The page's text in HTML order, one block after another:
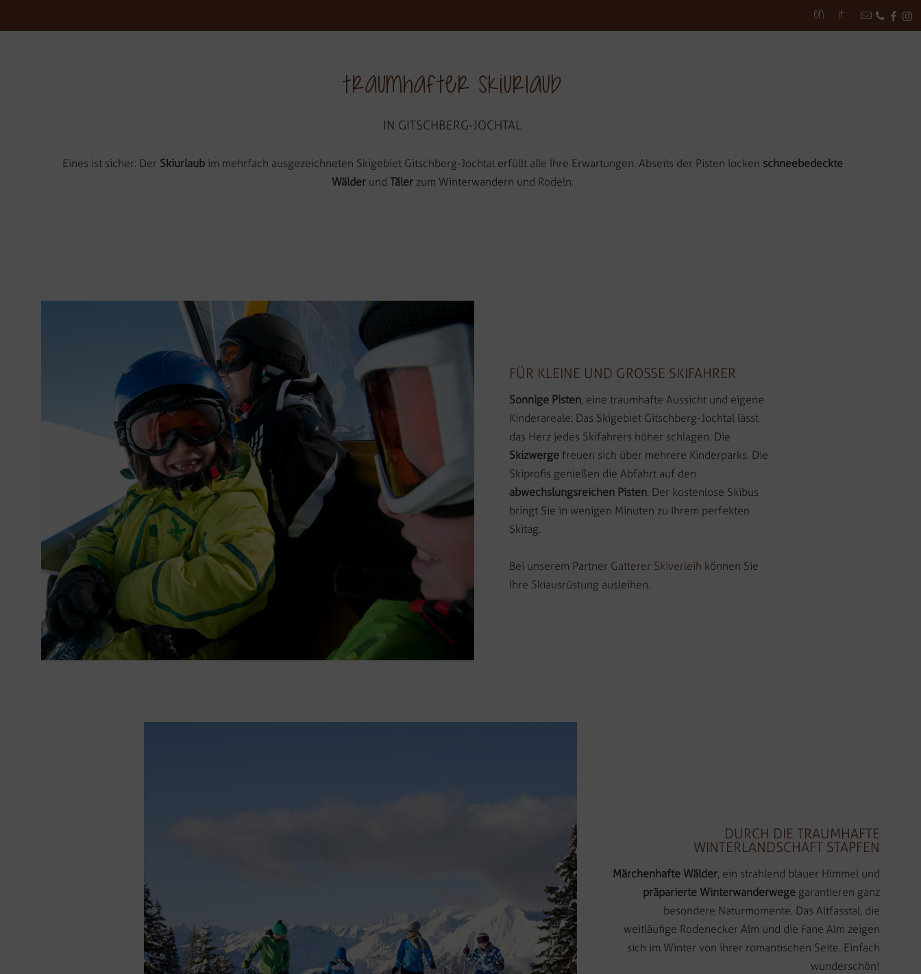
Traumhafter Skiurlaub
IN GITSCHBERG-JOCHTAL
Eines ist sicher: Der Skiurlaub im mehrfach ausgezeichneten Skigebiet Gitschberg-Jochtal erfüllt alle Ihre Erwartungen. Abseits der Pisten locken schneebedeckte
Wälderund Täler zum Winterwandern und Rodeln.
FÜR KLEINE UND GROSSE SKIFAHRER
Sonnige Pisten, eine traumhafte Aussicht und eigene
Kinderareale: Das Skigebiet Gitschberg-Jochtal lässt
das Herz jedes Skifahrers höher schlagen. Die
Skizwergefreuen sich über mehrere Kinderparks. Die
Skiprofis genießen die Abfahrt auf den
abwechslungsreichen Pisten. Der kostenlose Skibus
bringt Sie in wenigen Minuten zu Ihrem perfekten
Skitag.
Bei unserem Partner Gatterer Skiverleih können Sie
Ihre Skiausrüstung ausleihen.
DURCH DIE TRAUMHAFTE
WINTERLANDSCHAFT STAPFEN
Märchenhafte Wälder, ein strahlend blauer Himmel und
präparierte Winterwanderwege garantieren ganz
besondere Naturmomente. Das Altfasstal, die
weitläufige Rodenecker Alm und die Fane Alm zeigen
sich im Winter von ihrer romantischen Seite. Einfach
wunderschön!
EN IT